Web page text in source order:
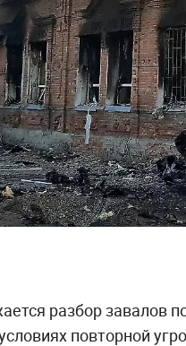
разбор завалов
повторной